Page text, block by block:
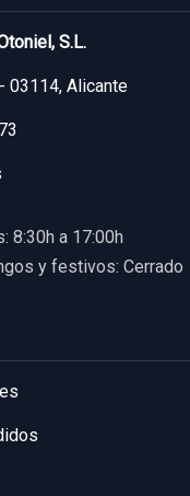
S.L.
03114, Alicante
8:30h a 17:00h
y festivos: Cerrado